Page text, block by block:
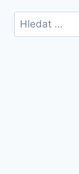
Vyhledávání